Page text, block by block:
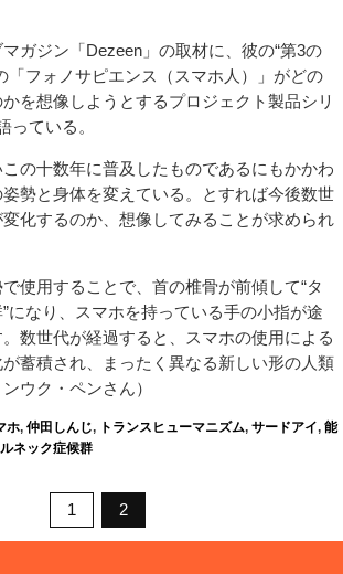
ガジン「Dezeen」の取材に、彼の“第3の
「フォノサピエンス（スマホ人）」がどの
を想像しようとするプロジェクト製品シリ
っている。
の十数年に普及したものであるにもかかわ
勢と身体を変えている。とすれば今後数世
化するのか、想像してみることが求められ
で使用することで、首の椎骨が前傾して“タ
になり、スマホを持っている手の小指が途
数世代が経過すると、スマホの使用による
蓄積され、まったく異なる新しい形の人類
ウク・ペンさん）
ホ, 仲田しんじ, トランスヒューマニズム, サードアイ, 能
ネック症候群
1 2